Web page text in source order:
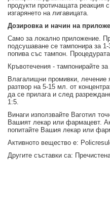
продукти протичащата реакция
изгарянето на лигавицата.
Дозировка и начин на
Само за локално приложение.
подсушаване се тампонира за
попива със тампон.
Кръвотечения - тампонирайте
Влагалищни промивки, лечение
разтвор на 5-15 мл. от
да се прилага и след
1:5.
Винаги използвайте Ваготил
Вашият лекар или фармацевт.
попитайте Вашия лекар или
Активното вещество е:
Другите съставки са: